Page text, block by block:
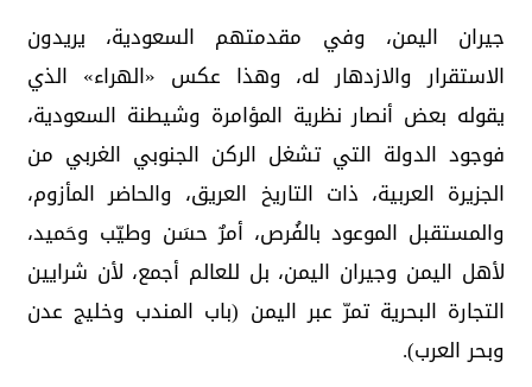
جيران اليمن، وفي مقدمتهم السعودية، يريدون
الاستقرار والازدهار له، وهذا عكس «الهراء» الذي
يقوله بعض أنصار نظرية المؤامرة وشيطنة السعودية،
فوجود الدولة التي تشغل الركن الجنوبي الغربي من
الجزيرة العربية، ذات التاريخ العريق، والحاضر المأزوم،
والمستقبل الموعود بالفُرص، أمرٌ حسَن وطيّب وحَميد،
لأهل اليمن وجيران اليمن، بل للعالم أجمع، لأن شرايين
التجارة البحرية تمرّ عبر اليمن (باب المندب وخليج عدن
وبحر العرب).